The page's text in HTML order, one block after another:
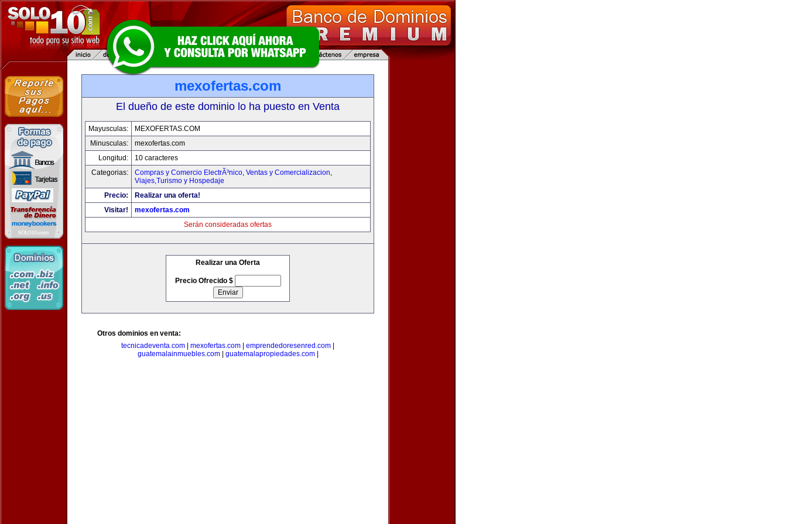
mexofertas.com
El dueño de este dominio lo ha puesto en Venta
Mayusculas:
MEXOFERTAS.COM
Minusculas:
mexofertas.com
Longitud:
10 caracteres
Categorias:
Compras y Comercio ElectrÃ³nico, Ventas y Comercializacion,
Viajes,Turismo y Hospedaje
Precio:
Realizar una oferta!
Visitar!
mexofertas.com
Serán consideradas ofertas
Realizar una Oferta
Precio Ofrecido $
Otros dominios en venta:
tecnicadeventa.com
mexofertas.com emprendedoresenred.com
guatemalainmuebles.com| guatemalapropiedades.com|